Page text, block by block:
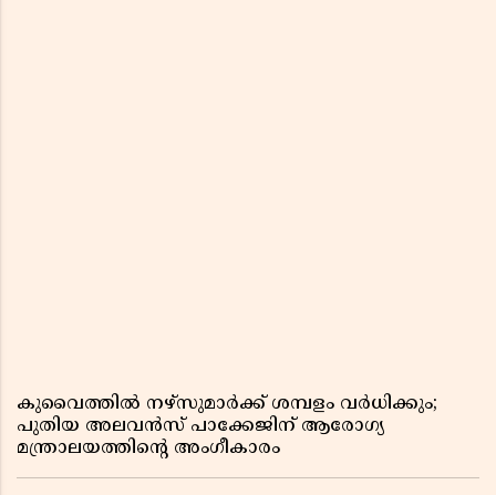
കുവൈത്തിൽ നഴ്‌സുമാർക്ക് ശമ്പളം വർധിക്കും;
പുതിയ അലവൻസ് പാക്കേജിന് ആരോഗ്യ
മന്ത്രാലയത്തിൻ്റെ അംഗീകാരം